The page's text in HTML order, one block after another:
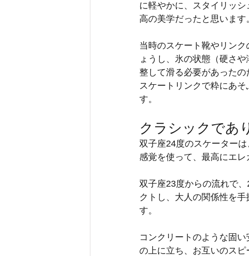
に軽やかに、スタイリッ
高の美学だったと思います
当時のスケート靴やリン
ょうし、氷の状態（硬さ
整して滑る必要があったの
スケートリンクで粋にあ
す。
クラシックであ
双子座24度のスケーター
感覚を使って、最高にエレ
双子座23度からの流れで
クトし、大人の関係性を
す。
コンクリートのような固
の上に立ち、お互いのス